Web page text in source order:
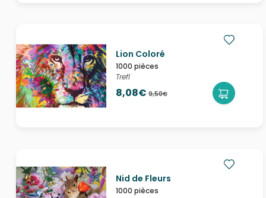
Lion Coloré
1000 pièces
Trefl
8,08€ 9,50€
Nid de Fleurs
1000 pièces